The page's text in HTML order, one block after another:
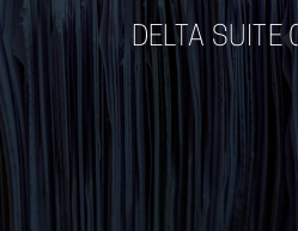
DELTA SUITE